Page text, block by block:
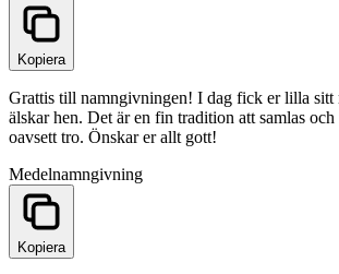
Kopiera
Grattis till namngivningen! I dag fick er lilla sitt
älskar hen. Det är en fin tradition att samlas
oavsett tro. Önskar er allt gott!
Medelnamngivning
Kopiera